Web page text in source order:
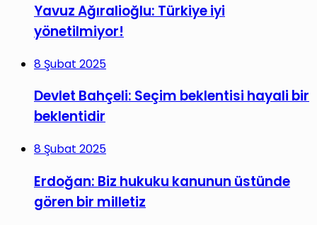
Yavuz Ağıralioğlu: Türkiye iyi
yönetilmiyor!
8 Şubat 2025
Devlet Bahçeli: Seçim beklentisi hayali bir
beklentidir
8 Şubat 2025
Erdoğan: Biz hukuku kanunun üstünde
gören bir milletiz